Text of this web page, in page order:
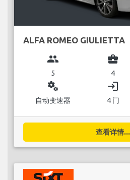
ALFA ROMEO GIULIETTA
group
5
business_center
4
miscellaneous_services
自动变速器
login
4 门
查看详情...